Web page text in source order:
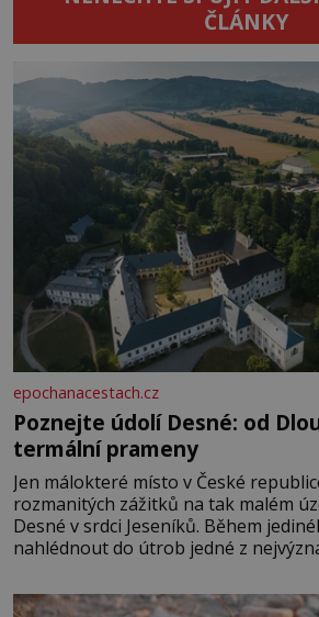
ČLÁNKY
epochanacestach.cz
Poznejte údolí Desné: od
termální prameny
Jen málokteré místo v České
rozmanitých zážitků na tak malém
Desné v srdci Jeseníků. Během
nahlédnout do útrob jedné z
se na koloběžce a den zakončit